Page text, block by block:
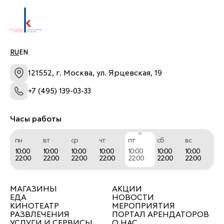
RU EN
121552, г. Москва, ул. Ярцевская, 19
+7 (495) 139-03-33
Часы работы
пн
10:00
22:00
вт
10:00
22:00
ср
10:00
22:00
чт
10:00
22:00
пт
10:00
22:00
сб
10:00
22:00
вс
10:00
22:00
МАГАЗИНЫ
ЕДА
КИНОТЕАТР
РАЗВЛЕЧЕНИЯ
АКЦИИ
НОВОСТИ
МЕРОПРИЯТИЯ
ПОРТАЛ АРЕНДАТОРОВ